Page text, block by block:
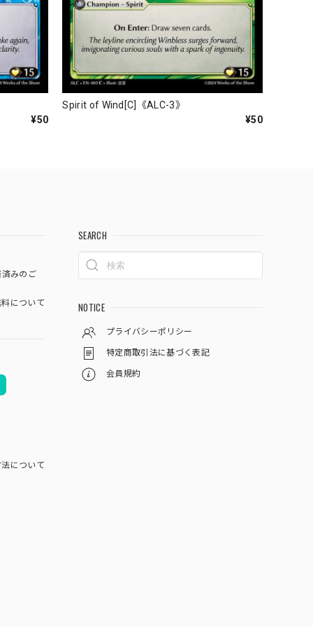
¥50
Spirit of Wind[C]《ALC-3》
¥50
みのご
について
について
SEARCH
NOTICE
プライバシーポリシー
特定商取引法に基づく表記
会員規約